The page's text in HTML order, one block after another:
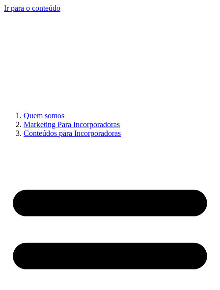
Ir para o conteúdo
Quem somos
Marketing Para Incorporadoras
Conteúdos para Incorporadoras